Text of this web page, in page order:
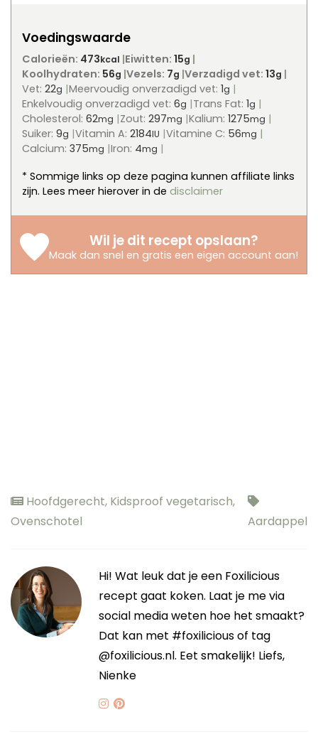
Voedingswaarde
Calorieën: 473kcal
Koolhydraten: 56g
Eiwitten: 15g
Vet: 22g
Verzadigd vet: 13g
Meervoudig onverzadigd vet: 1g
Enkelvoudig onverzadigd vet: 6g Trans Fat: 1g
Cholesterol: 62mg Zout: 297mg Kalium: 1275mg
Vezels: 7g
Suiker: 9g Vitamin A: 2184IU Vitamine C: 56mg
Calcium: 375mg Iron: 4mg
* Sommige links op deze pagina kunnen affiliate links
zijn. Lees meer hierover in de
disclaimer
Wil je dit recept opslaan?
Maak dan snel en gratis een eigen account aan!
Hoofdgerecht, Kidsproof vegetarisch,
Ovenschotel
Aardappel
Hi! Wat leuk dat je een Foxilicious
recept gaat koken. Laat je me via
social media weten hoe het smaakt?
Dat kan met #foxilicious of tag
@foxilicious.nl. Eet smakelijk! Liefs,
Nienke